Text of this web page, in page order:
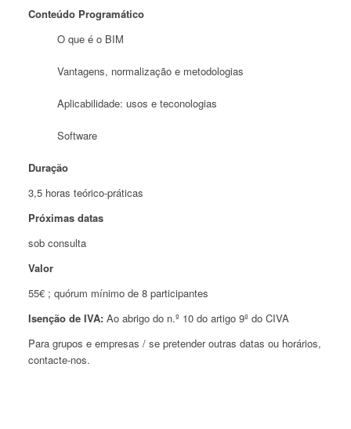
Conteúdo Programático
O que é o BIM
Vantagens, normalização e metodologias
Aplicabilidade: usos e teconologias
Software
Duração
3,5 horas teórico-práticas
Próximas datas
sob consulta
Valor
55€ ; quórum mínimo de 8 participantes
Isenção de IVA: Ao abrigo do n.º 10 do artigo 9º do CIVA
Para grupos e empresas / se pretender outras datas ou horários,
contacte-nos.